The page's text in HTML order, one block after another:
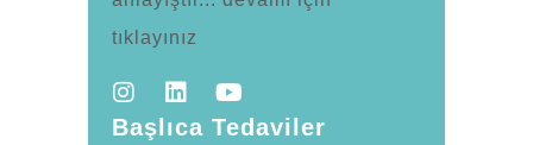
tıklayınız
Başlıca Tedaviler